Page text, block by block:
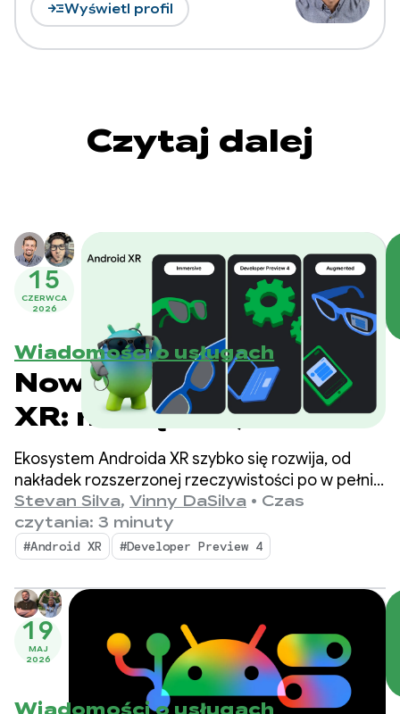
read_moreWyświetl profil
Czytaj dalej
15
CZERWCA
2026
Wiadomości o usługach
Nowości w Androidzie
XR: narzędzia, obsługa
silnika i aktualizacje
ekosystemu
Ekosystem Androida XR szybko się rozwija, od
nakładek rozszerzonej rzeczywistości po w pełni
immersyjne środowiska. Samsung Galaxy XR jest
już dostępny.
Stevan Silva, Vinny DaSilva • Czas
czytania: 3 minuty
#Android XR #Developer Preview 4
19
MAJ
2026